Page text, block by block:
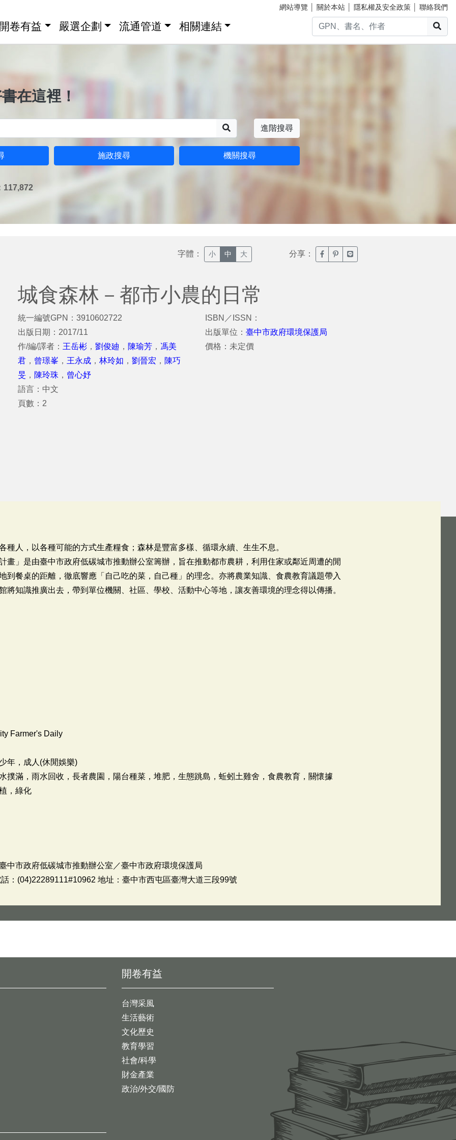
網站導覽 關於本站 隱私權及安全政策 聯絡我們
卷有益 嚴選企劃 流通管道 相關連結
在這裡！
進階搜尋
施政搜尋 機關搜尋
117,872
字體： 小 中 大 分享： 臉書分享(另開新視窗)
噗浪分享(另開新視窗)
Line分享(另開新視窗)
城食森林－都市小農的日常
統一編號GPN：3910602722
出版日期：2017/11
作/編/譯者： 王岳彬 ， 劉俊廸 ， 陳瑜芳 ， 馮美
君 ， 曾璟峯 ， 王永成 ， 林玲如 ， 劉晉宏 ， 陳巧
旻 ， 陳玲珠 ， 曾心妤
語言：中文
頁數：2
ISBN／ISSN：
出版單位：臺中市政府環境保護局
價格：未定價
種人，以各種可能的方式生產糧食；森林是豐富多樣、循環永續、生生不息。
畫」是由臺中市政府低碳城市推動辦公室籌辦，旨在推動都市農耕，利用住家或鄰近周遭的閒
到餐桌的距離，徹底響應「自己吃的菜，自己種」的理念。亦將農業知識、食農教育議題帶入
將知識推廣出去，帶到單位機關、社區、學校、活動中心等地，讓友善環境的理念得以傳播。
Farmer's Daily
年，成人(休閒娛樂)
撲滿，雨水回收，長者農園，陽台種菜，堆肥，生態跳島，蚯蚓土雞舍，食農教育，關懷據
，綠化
中市政府低碳城市推動辦公室／臺中市政府環境保護局
：(04)22289111#10962 地址：臺中市西屯區臺灣大道三段99號
開卷有益
台灣采風
生活藝術
文化歷史
教育學習
社會/科學
財金產業
政治/外交/國防